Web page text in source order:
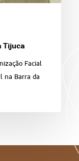
Tijuca
Facial
na Barra da